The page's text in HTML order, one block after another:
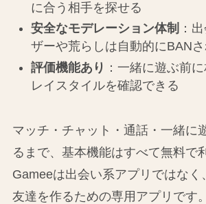
に合う相手を探せる
安全なモデレーション体制 ：
ザーや荒らしは自動的にBAN
評価機能あり ：一緒に遊ぶ前
レイスタイルを確認できる
マッチ・チャット・通話・一緒に
るまで、基本機能はすべて無料で
Gameeは出会い系アプリではなく
友達を作るための専用アプリです。